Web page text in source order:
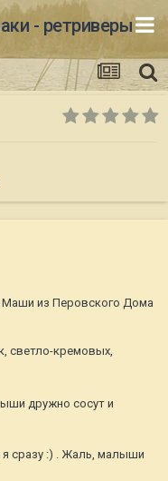
- ретриверы
из Перовского Дома
светло-кремовых,
дружно сосут и
я сразу :) . Жаль, малыши